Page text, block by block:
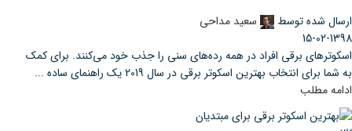
ارسال شده توسط
سعید مداحی
15-02-1398
اسکوترهای برقی افراد در همه رده‌های سنی را جذب خود می‌کنند. برای کمک
به شما برای انتخاب بهترین اسکوتر برقی در سال 2019 یک راهنمای ساده ...
ادامه مطلب